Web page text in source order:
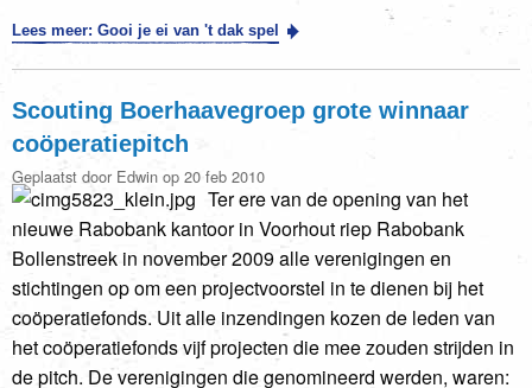
Lees meer: Gooi je ei van 't dak spel
Scouting Boerhaavegroep grote winnaar
coöperatiepitch
Geplaatst door Edwin op 20 feb 2010
Ter ere van de opening van het
nieuwe Rabobank kantoor in Voorhout riep Rabobank
Bollenstreek in november 2009 alle verenigingen en
stichtingen op om een projectvoorstel in te dienen bij het
coöperatiefonds. Uit alle inzendingen kozen de leden van
het coöperatiefonds vijf projecten die mee zouden strijden in
de pitch. De verenigingen die genomineerd werden, waren: